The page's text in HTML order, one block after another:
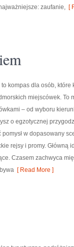
zaufanie, [
kompas dla osób,
miejscówek. To
– od wyboru
o egzotycznej
w dopasowany
rejsy i promy.
Czasem zachwyca
[ Read More ]